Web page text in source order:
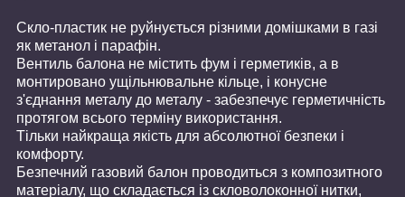
Скло-пластик не руйнується різними домішками в газі
як метанол і парафін.
Вентиль балона не містить фум і герметиків, а в
монтировано ущільнювальне кільце, і конусне
з'єднання металу до металу - забезпечує герметичність
протягом всього терміну використання.
Тільки найкраща якість для абсолютної безпеки і
комфорту.
Безпечний газовий балон проводиться з композитного
матеріалу, що складається із скловолоконної нитки,